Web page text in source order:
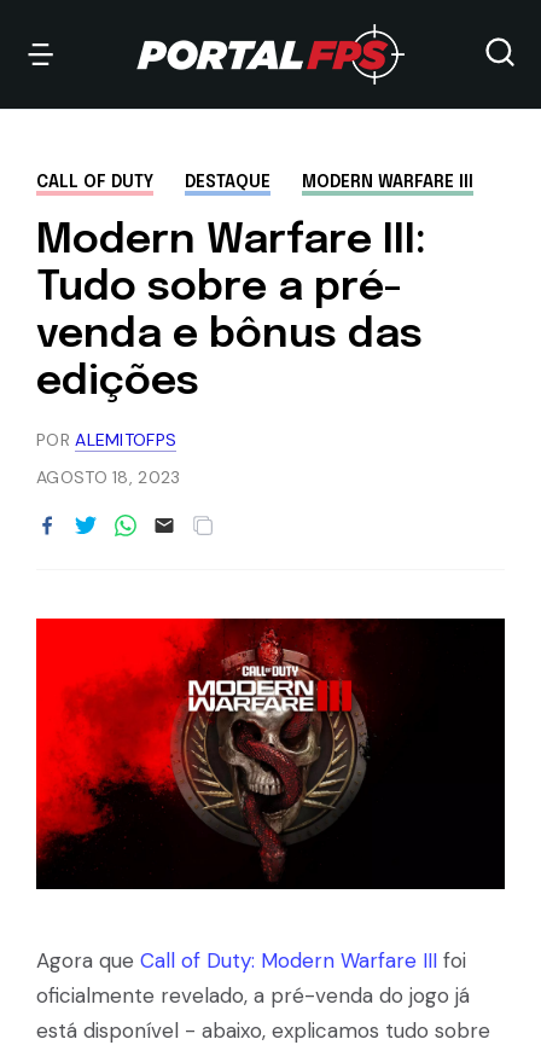
CALL OF DUTY DESTAQUE MODERN WARFARE III
Modern Warfare III:
Tudo sobre a pré-
venda e bônus das
edições
PORALEMITOFPS
AGOSTO 18, 2023
Agora que Call of Duty: Modern Warfare III foi
oficialmente revelado, a pré-venda do jogo já
está disponível - abaixo, explicamos tudo sobre